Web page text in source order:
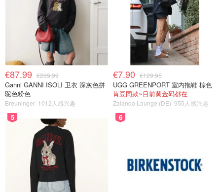
€87.99 €269.99
Ganni GANNI ISOLI 卫衣 深灰色拼
驼色粉色
Breuninger 1012人感兴趣
€7.90 €129.95
UGG GREENPORT 室内拖鞋 棕色
肯豆同款~目前黄金码都在
Zalando Lounge (DE) 955人感兴趣
5 6